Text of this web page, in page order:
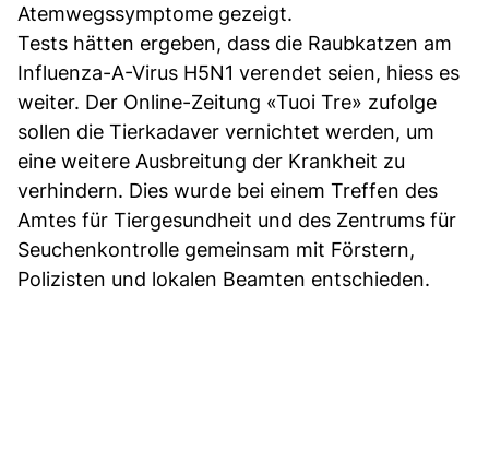
Atemwegssymptome gezeigt.
Tests hätten ergeben, dass die Raubkatzen am
Influenza-A-Virus H5N1 verendet seien, hiess es
weiter. Der Online-Zeitung «Tuoi Tre» zufolge
sollen die Tierkadaver vernichtet werden, um
eine weitere Ausbreitung der Krankheit zu
verhindern. Dies wurde bei einem Treffen des
Amtes für Tiergesundheit und des Zentrums für
Seuchenkontrolle gemeinsam mit Förstern,
Polizisten und lokalen Beamten entschieden.